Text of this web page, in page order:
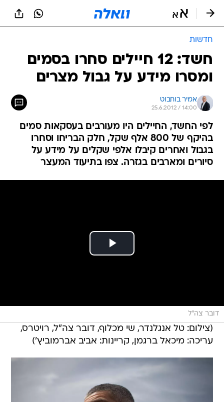
חדשות
חשד: 12 חיילים סחרו בסמים
ומסרו מידע על גבול מצרים
אמיר בוחבוט
25.6.2012 / 14:00
לפי החשד, החיילים היו מעורבים בעסקאות סמים
בהיקף של 800 אלף שקל, חלק הבריחו וסחרו
בגבול ואחרים קיבלו אלפי שקלים על מידע על
סיורים ומארבים בגזרה. צפו בתיעוד המעצר
דובר צה"ל
(צילום: טל אנגלנדר, שי מכלוף, דובר צה"ל, רויטרס,
עריכה: מיכאל ברגמן, קריינות: אביב אברמוביץ')